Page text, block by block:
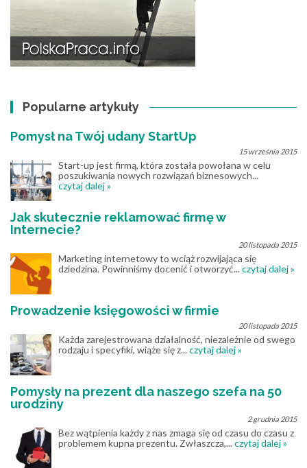
Popularne artykuły
Pomysł na Twój udany StartUp
15 września 2015
Start-up jest firmą, która została powołana w celu
poszukiwania nowych rozwiązań biznesowych...
czytaj dalej »
Jak skutecznie reklamować firmę w
Internecie?
20 listopada 2015
Marketing internetowy to wciąż rozwijająca się
dziedzina. Powinniśmy docenić i otworzyć...czytaj dalej »
Prowadzenie księgowości w firmie
20 listopada 2015
Każda zarejestrowana działalność, niezależnie od swego
rodzaju i specyfiki, wiąże się z...czytaj dalej »
Pomysły na prezent dla naszego szefa na 50
urodziny
2 grudnia 2015
Bez wątpienia każdy z nas zmaga się od czasu do czasu z
problemem kupna prezentu. Zwłaszcza,...czytaj dalej »